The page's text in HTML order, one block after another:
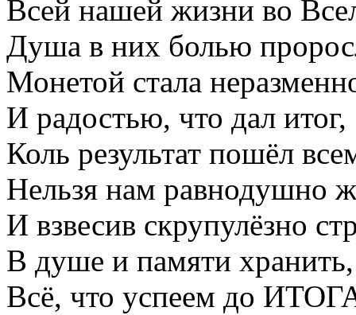
Всей нашей жизни во
Душа в них болью
Монетой стала
И радостью, что дал итог,
Коль результат пошёл
Нельзя нам равнодушно
И взвесив скрупулёзно
В душе и памяти хранить,
Всё, что успеем до